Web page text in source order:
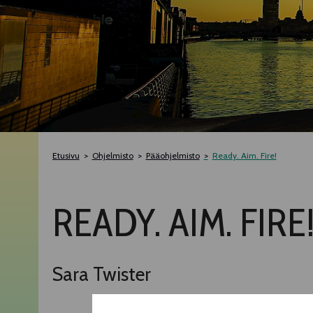
Etusivu Ohjelmisto Pääohjelmisto Ready. Aim. Fire!
READY. AIM.
Sara Twister